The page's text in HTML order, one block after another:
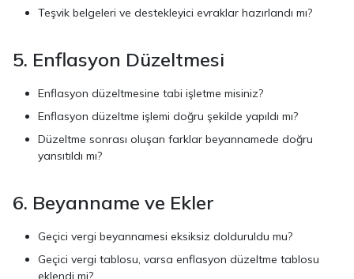
Teşvik belgeleri ve destekleyici evraklar hazırlandı mı?
5. Enflasyon Düzeltmesi
Enflasyon düzeltmesine tabi işletme misiniz?
Enflasyon düzeltme işlemi doğru şekilde yapıldı mı?
Düzeltme sonrası oluşan farklar beyannamede doğru
yansıtıldı mı?
6. Beyanname ve Ekler
Geçici vergi beyannamesi eksiksiz dolduruldu mu?
Geçici vergi tablosu, varsa enflasyon düzeltme tablosu
eklendi mi?